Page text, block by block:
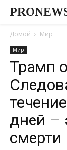
Домой Мир
Мир
Трамп
дней –
смерти